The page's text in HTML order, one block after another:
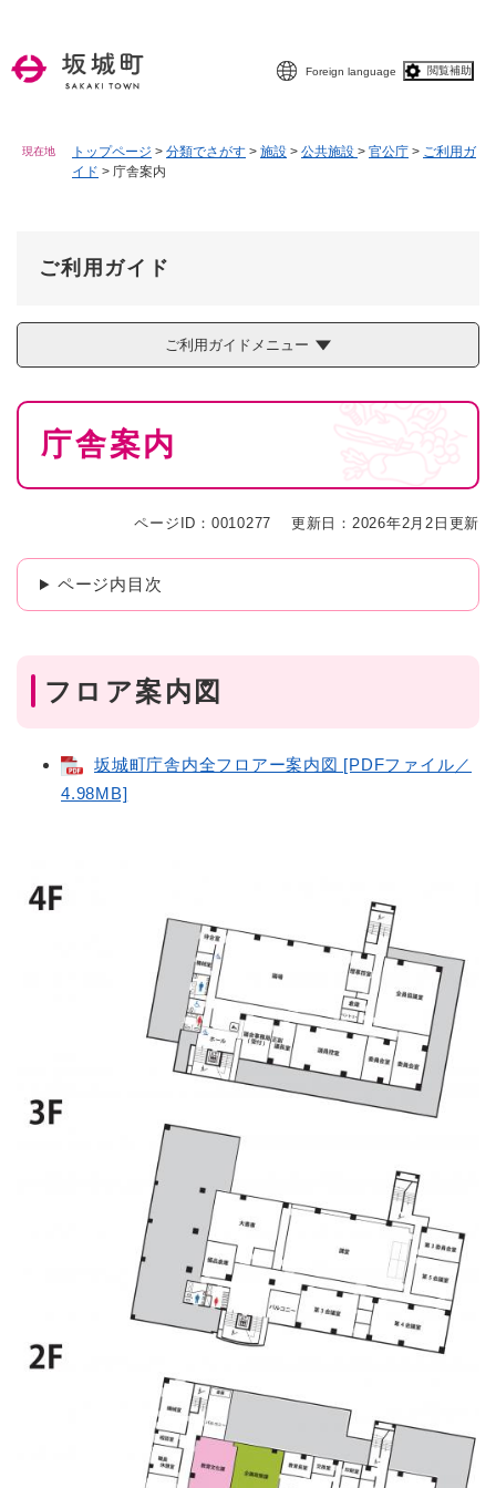
Foreign language 閲覧補助
現在地 トップページ > 分類でさがす > 施設 > 公共施設 > 官公庁 > ご利用ガ
イド > 庁舎案内
ご利用ガイド
ご利用ガイドメニュー
本
庁舎案内
ページID：0010277 更新日：2026年2月2日更新
ページ内目次
フロア案内図
坂城町庁舎内全フロアー案内図 [PDFファイル／
4.98MB]